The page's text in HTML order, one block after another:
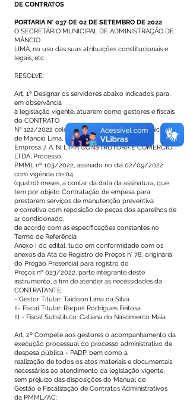
DE CONTRATOS
PORTARIA N° 037 DE 02 DE SETEMBRO DE 2022
O SECRETÁRIO MUNICIPAL DE ADMINISTRAÇÃO DE
MÂNCIO
LIMA, no uso das suas atribuições constitucionais e
legais, etc.
RESOLVE:
Art. 1º Designar os servidores abaixo indicados para,
em observância
à legislação vigente, atuarem como gestores e fiscais
do CONTRATO
Nº 122/2022 celebrado entre a Prefeitura Municipal
de Mâncio Lima, e a
Empresa J. A. N. LIMA CONSTRUTORA E COMERCIO
LTDA, Processo
PMML nº 103/2022, assinado no dia 02/09/2022
com vigência de 04
(quatro) meses, a contar da data da assinatura, que
tem por objeto Contratação de empesa para
prestarem serviços de manutenção preventiva
e corretiva com reposição de peças dos aparelhos de
ar condicionado,
de acordo com as especificações constantes no
Termo de Referência
Anexo I do edital, tudo em conformidade com os
anexos da Ata de Registro de Preços n° 78, originária
do Pregão Presencial para registro de
Preços nº 023/2022, parte integrante deste
instrumento, a fim de atender as necessidades da
CONTRATANTE:
- Gestor Titular: Taidison Lima da Silva
II- Fiscal Titular: Raquel Rodrigues Feitosa
III - Fiscal Substituto: Catiana do Nascimento Maia
Art. 2º Compete aos gestores o acompanhamento da
execução processual do processo administrativo de
despesa pública - PADP, bem como a
realização de todos os atos materiais e documentais
necessários ao atendimento da legislação vigente,
sem prejuízo das disposições do Manual de
Gestão e Fiscalização de Contratos Administrativos
da PMML/AC: